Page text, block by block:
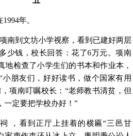
年。
南到文坊小学视察，看到已建好两层
少钱，校长回答：花了6万元。项南
地检查了小学生们的书本和作业本，
朋友们，好好读书，做个国家有用
项南叮嘱校长：“老师教书清贫，但
一定要把学校办好！”
，看到正厅上挂着的横匾“三邑甘